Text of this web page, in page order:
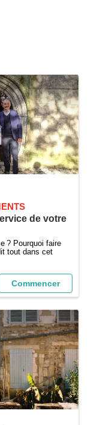
de votre
? Pourquoi faire
tout dans cet
Commencer